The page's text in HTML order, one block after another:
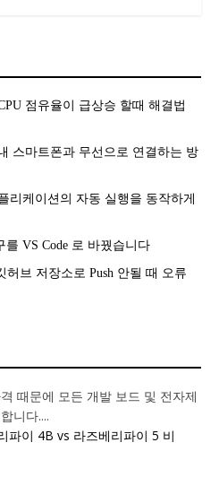
점유율이 급상승 할때 해결법
스마트폰과 무선으로 연결하는 방
리케이션의 자동 실행을 동작하게
VS Code 로 바꿨습니다
허브 저장소로 Push 안될 때 오류
때문에 모든 개발 보드 및 전자제
니다....
파이 4B vs 라즈베리파이 5 비